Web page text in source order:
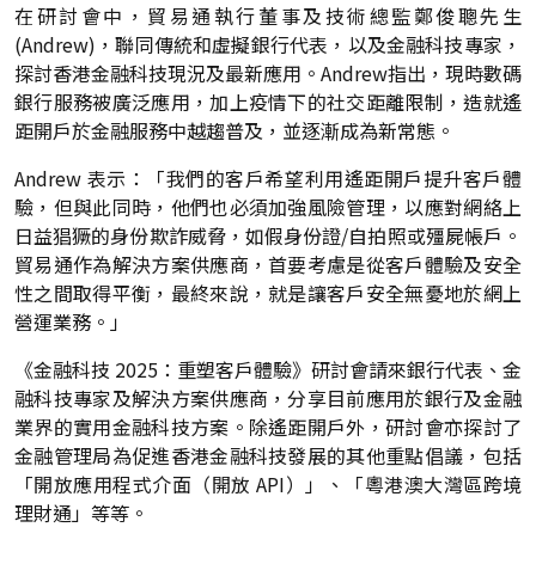
在研討會中，貿易通執行董事及技術總監鄭俊聰先生
(Andrew)，聯同傳統和虛擬銀行代表，以及金融科技專家，
探討香港金融科技現況及最新應用。Andrew指出，現時數碼
銀行服務被廣泛應用，加上疫情下的社交距離限制，造就遙
距開戶於金融服務中越趨普及，並逐漸成為新常態。
Andrew 表示：「我們的客戶希望利用遙距開戶提升客戶體
驗，但與此同時，他們也必須加強風險管理，以應對網絡上
日益猖獗的身份欺詐威脅，如假身份證/自拍照或殭屍帳戶。
貿易通作為解決方案供應商，首要考慮是從客戶體驗及安全
性之間取得平衡，最終來說，就是讓客戶安全無憂地於網上
營運業務。」
《金融科技 2025：重塑客戶體驗》研討會請來銀行代表、金
融科技專家及解決方案供應商，分享目前應用於銀行及金融
業界的實用金融科技方案。除遙距開戶外，研討會亦探討了
金融管理局為促進香港金融科技發展的其他重點倡議，包括
「開放應用程式介面（開放 API）」、「粵港澳大灣區跨境
理財通」等等。